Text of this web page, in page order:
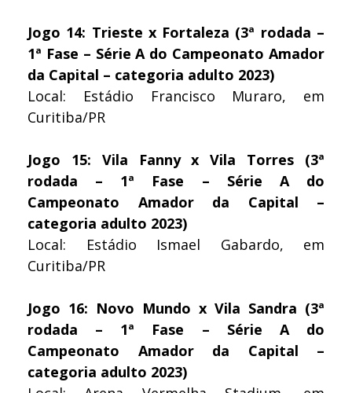
Jogo 14: Trieste x Fortaleza (3ª rodada –
1ª Fase – Série A do Campeonato Amador
da Capital – categoria adulto 2023)
Local: Estádio Francisco Muraro, em
Curitiba/PR
Jogo 15: Vila Fanny x Vila Torres (3ª
rodada – 1ª Fase – Série A do
Campeonato Amador da Capital –
categoria adulto 2023)
Local: Estádio Ismael Gabardo, em
Curitiba/PR
Jogo 16: Novo Mundo x Vila Sandra (3ª
rodada – 1ª Fase – Série A do
Campeonato Amador da Capital –
categoria adulto 2023)